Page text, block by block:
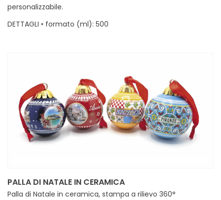
personalizzabile.
DETTAGLI • formato (ml): 500
PALLA DI NATALE IN CERAMICA
Palla di Natale in ceramica, stampa a rilievo 360°